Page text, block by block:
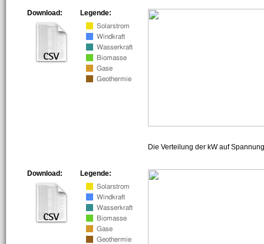
Legende:
Download:
Die Verteilung der kW auf
Legende:
Download: